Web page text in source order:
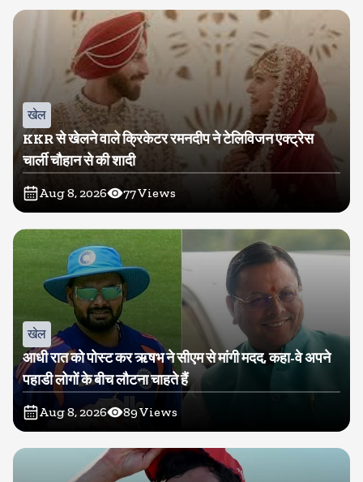
खेल
KKR से खेलने वाले क्रिकेटर रमनदीप ने टेलिविजन एक्ट्रेस
चार्ली चौहान से की शादी
Aug 8, 2026 77Views
खेल
आधी रात को पोस्ट कर ऋषभ ने सीएम से मांगी मदद, कहा-वे अपने
पहाडी लोगों के बीच लौटना चाहते हैं
Aug 8, 2026 89Views